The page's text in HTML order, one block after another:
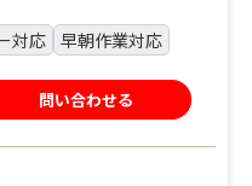
対応 早朝作業対応
問い合わせる